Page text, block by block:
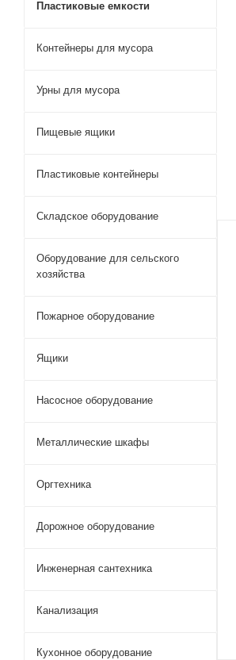
Пластиковые емкости
Контейнеры для мусора
Урны для мусора
Пищевые ящики
Пластиковые контейнеры
Складское оборудование
Оборудование для сельского
хозяйства
Пожарное оборудование
Ящики
Насосное оборудование
Металлические шкафы
Оргтехника
Дорожное оборудование
Инженерная сантехника
Канализация
Кухонное оборудование